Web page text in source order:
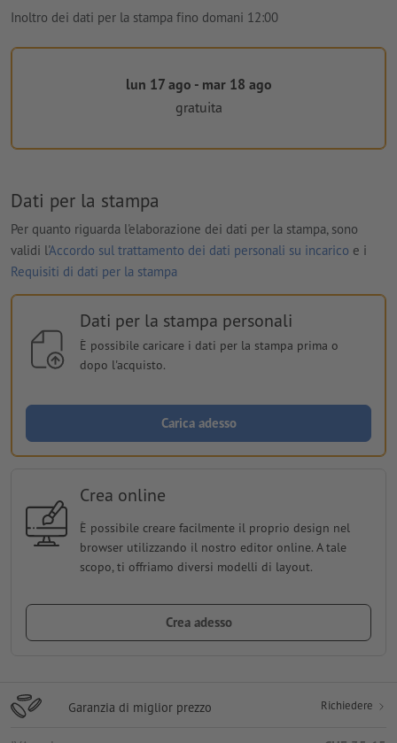
Inoltro dei dati per la stampa fino domani 12:00
lun 17 ago - mar 18 ago
gratuita
Dati per la stampa
Per quanto riguarda l'elaborazione dei dati per la stampa, sono
validi l'Accordo sul trattamento dei dati personali su incarico e i
Requisiti di dati per la stampa
Dati per la stampa personali
È possibile caricare i dati per la stampa prima o
dopo l'acquisto.
Carica adesso
Crea online
È possibile creare facilmente il proprio design nel
browser utilizzando il nostro editor online. A tale
scopo, ti offriamo diversi modelli di layout.
Crea adesso
Garanzia di miglior prezzo Richiedere